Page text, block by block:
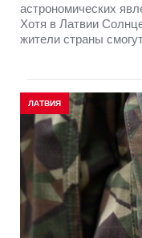
астрономических
Хотя в Латвии
жители страны
ЛАТВИЯ